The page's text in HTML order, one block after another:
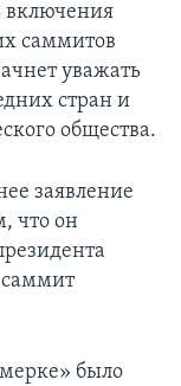
включения
саммитов
уважать
стран и
общества.
заявление
что он
было